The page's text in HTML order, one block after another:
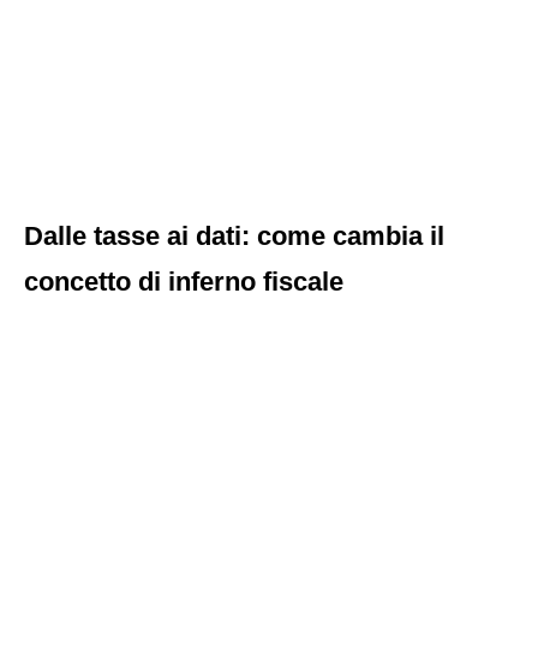
Dalle tasse ai dati: come cambia il
concetto di inferno fiscale